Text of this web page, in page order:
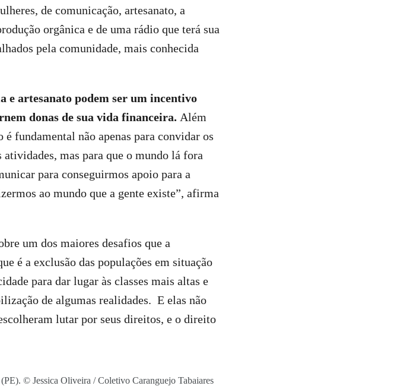
de comunicação, artesanato, a
orgânica e de uma rádio que terá sua
pela comunidade, mais conhecida
e artesanato podem ser um incentivo
donas de sua vida financeira. Além
fundamental não apenas para convidar os
mas para que o mundo lá fora
para conseguirmos apoio para a
ao mundo que a gente existe”, afirma
um dos maiores desafios que a
é a exclusão das populações em situação
para dar lugar às classes mais altas e
de algumas realidades. E elas não
lutar por seus direitos, e o direito
© Jessica Oliveira / Coletivo Caranguejo Tabaiares